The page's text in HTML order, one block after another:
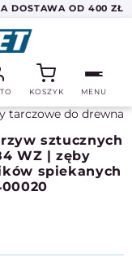
DOSTAWA OD 400 ZŁ
KOSZYK MENU
tarczowe do drewna
sztucznych
WZ | zęby
spiekanych